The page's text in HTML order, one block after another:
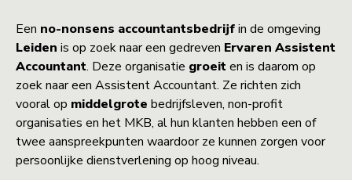
Een no-nonsens accountantsbedrijfin de omgeving
Leiden is op zoek naar een gedreven Ervaren Assistent
Accountant. Deze organisatie groeiten is daarom op
zoek naar een Assistent Accountant. Ze richten zich
vooral op middelgrote bedrijfsleven, non-profit
organisaties en het MKB, al hun klanten hebben een of
twee aanspreekpunten waardoor ze kunnen zorgen voor
persoonlijke dienstverlening op hoog niveau.